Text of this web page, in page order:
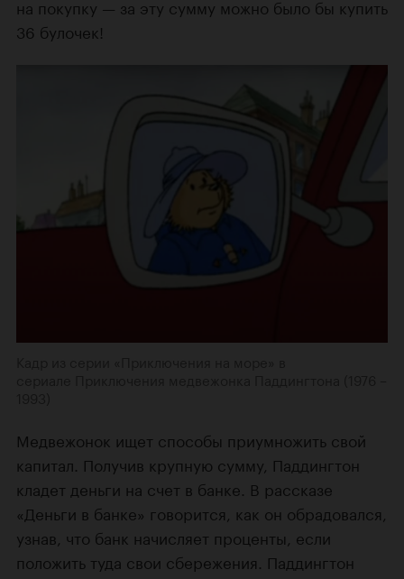
на покупку — за эту сумму можно было бы купить
36 булочек!
Медвежонок ищет способы приумножить свой
капитал. Получив крупную сумму, Паддингтон
кладет деньги на счет в банке. В рассказе
«Деньги в банке» говорится, как он обрадовался,
узнав, что банк начисляет проценты, если
положить туда свои сбережения. Паддингтон